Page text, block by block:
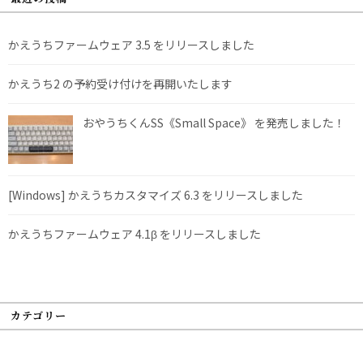
かえうちファームウェア 3.5 をリリースしました
かえうち2 の予約受け付けを再開いたします
おやうちくんSS《Small Space》 を発売しました！
[Windows] かえうちカスタマイズ 6.3 をリリースしました
かえうちファームウェア 4.1β をリリースしました
カテゴリー